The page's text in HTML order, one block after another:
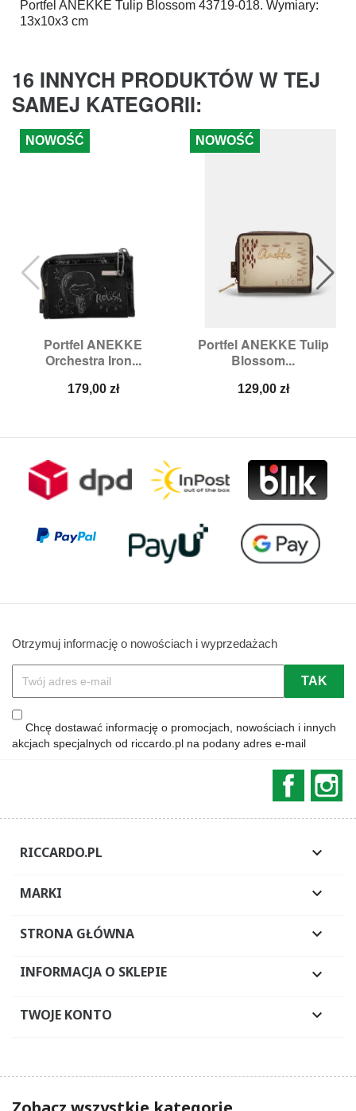
Portfel ANEKKE Tulip Blossom 43719-018. Wymiary:
13x10x3 cm
16 INNYCH PRODUKTÓW W TEJ
SAMEJ KATEGORII:
Portfel ANEKKE
Orchestra Iron...
Cena
179,00 zł
NOWOŚĆ
Portfel ANEKKE Tulip
Blossom...
Cena
129,00 zł
NOWOŚĆ
Otrzymuj informację o nowościach i wyprzedażach
Chcę dostawać informację o promocjach, nowościach i innych
akcjach specjalnych od riccardo.pl na podany adres e-mail
RICCARDO.PL 
MARKI 
STRONA GŁÓWNA 
INFORMACJA O SKLEPIE 
TWOJE KONTO 